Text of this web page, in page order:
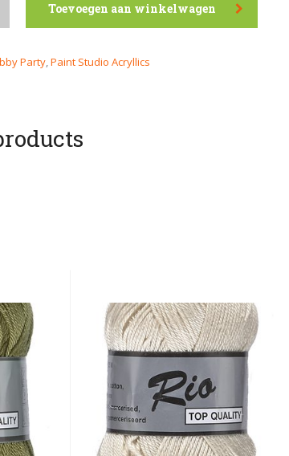
Toevoegen aan winkelwagen
Party,Paint Studio Acryllics